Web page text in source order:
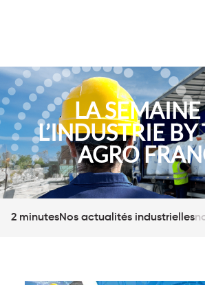
LA SEMAINE
L’INDUSTRIE
AGRO
2 minutesNos actualités industrielles